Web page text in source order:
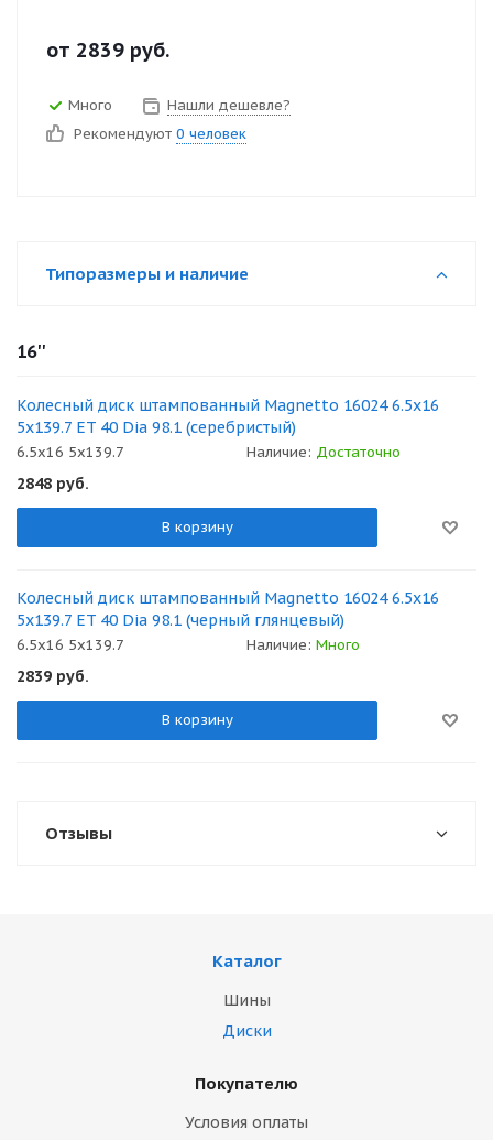
от 2839 руб.
Много
Нашли дешевле?
Рекомендуют 0 человек
Типоразмеры и наличие
16''
Колесный диск штампованный Magnetto 16024 6.5x16
5x139.7 ET 40 Dia 98.1 (серебристый)
6.5x16 5x139.7 Наличие: Достаточно
2848 руб.
В корзину
Колесный диск штампованный Magnetto 16024 6.5x16
5x139.7 ET 40 Dia 98.1 (черный глянцевый)
6.5x16 5x139.7 Наличие: Много
2839 руб.
В корзину
Отзывы
Каталог
Шины
Диски
Покупателю
Условия оплаты